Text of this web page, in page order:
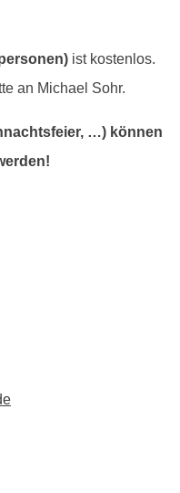
ist kostenlos.
an Michael Sohr.
…) können